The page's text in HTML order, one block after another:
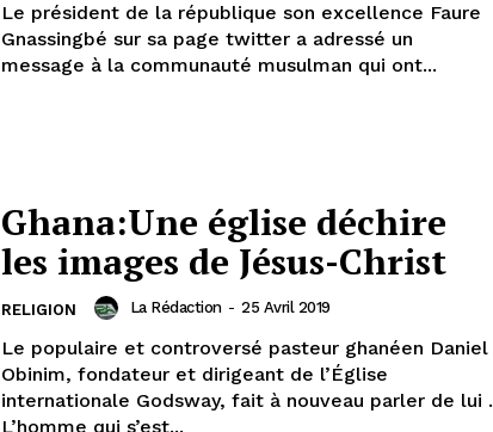
Le président de la république son excellence Faure
Gnassingbé sur sa page twitter a adressé un
message à la communauté musulman qui ont...
Ghana:Une église déchire
les images de Jésus-Christ
RELIGION La Rédaction - 25 Avril 2019
Le populaire et controversé pasteur ghanéen Daniel
Obinim, fondateur et dirigeant de l’Église
internationale Godsway, fait à nouveau parler de lui .
L’homme qui s’est...